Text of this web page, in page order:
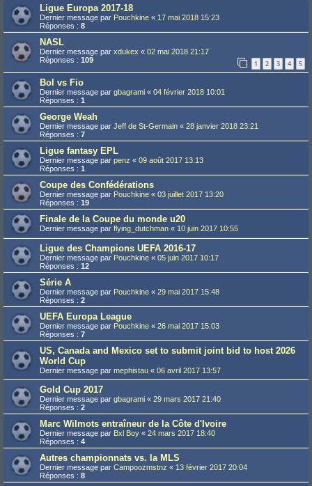
Ligue Europa 2017-18
Dernier message par Pouchkine « 17 mai 2018 15:23
Réponses : 8
NASL
Dernier message par xdukex « 02 mai 2018 21:17
Réponses : 109 1 2 3 4 5
Bol vs Fio
Dernier message par gbagrami « 04 février 2018 10:01
Réponses : 1
George Weah
Dernier message par Jeff de St-Germain « 28 janvier 2018 23:21
Réponses : 7
Ligue fantasy EPL
Dernier message par penz « 09 août 2017 13:13
Réponses : 1
Coupe des Confédérations
Dernier message par Pouchkine « 03 juillet 2017 13:20
Réponses : 19
Finale de la Coupe du monde u20
Dernier message par flying_dutchman « 10 juin 2017 10:55
Ligue des Champions UEFA 2016-17
Dernier message par Pouchkine « 05 juin 2017 10:17
Réponses : 12
Série A
Dernier message par Pouchkine « 29 mai 2017 15:48
Réponses : 2
UEFA Europa League
Dernier message par Pouchkine « 26 mai 2017 15:03
Réponses : 7
US, Canada and Mexico set to submit joint bid to host 2026
World Cup
Dernier message par mephistau « 06 avril 2017 13:57
Gold Cup 2017
Dernier message par gbagrami « 29 mars 2017 21:40
Réponses : 2
Marc Wilmots entraîneur de la Côte d'Ivoire
Dernier message par Bxl Boy « 24 mars 2017 18:40
Réponses : 4
Autres championnats vs. la MLS
Dernier message par Campoozmstnz « 13 février 2017 20:04
Réponses : 8